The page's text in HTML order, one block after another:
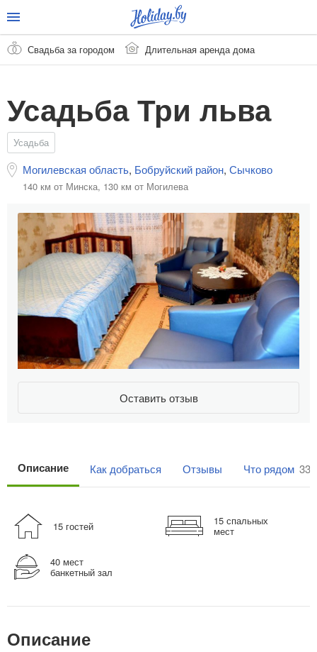
Свадьба за городом Длительная аренда дома
Усадьба Три льва
Усадьба
Могилевская область, Бобруйский район, Сычково
140 км от Минска, 130 км от Могилева
Оставить отзыв
Описание Как добраться Отзывы Что рядом 33
15 гостей 15 спальных
мест
40 мест
банкетный зал
Описание